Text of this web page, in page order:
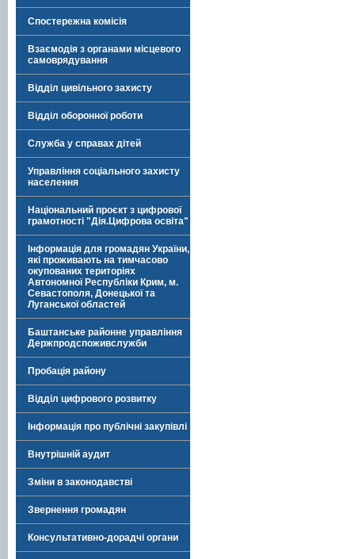
Спостережна комісія
Взаємодія з органами місцевого
самоврядування
Відділ цивільного захисту
Відділ оборонної роботи
Служба у справах дітей
Управління соціального захисту
населення
Національний проєкт з цифрової
грамотності "Дія.Цифрова освіта"
Інформація для громадян України,
які проживають на тимчасово
окупованих територіях
Автономної Республіки Крим, м.
Севастополя, Донецької та
Луганської областей
Баштанське районне управління
Держпродспоживслужби
Пробація району
Відділ цифрового розвитку
Інформація про публічні закупівлі
Внутрішній аудит
Зміни в законодавстві
Звернення громадян
Консультативно-дорадчі органи